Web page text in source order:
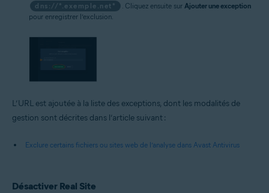
dns://*.exemple.net*
. Cliquez ensuite sur Ajouter une exception
pour enregistrer l’exclusion.
L’URL est ajoutée à la liste des exceptions, dont les modalités de
gestion sont décrites dans l’article suivant :
Exclure certains fichiers ou sites web de l’analyse dans Avast Antivirus
Désactiver Real Site